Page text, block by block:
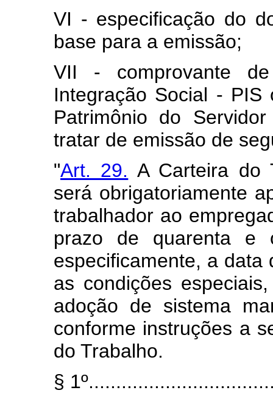
VI - especificação do
base para a emissão;
VII - comprovante
Integração Social -
Patrimônio do
tratar de emissão de
"Art. 29. A Carteira do
será obrigatoriamente
trabalhador ao
prazo de quarenta e
especificamente, a
as condições
adoção de sistema
conforme instruções a
do Trabalho.
§